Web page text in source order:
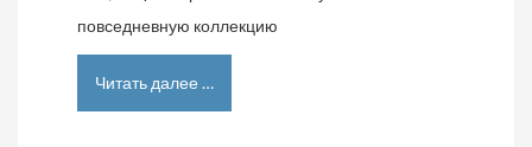
повседневную коллекцию
Читать далее …